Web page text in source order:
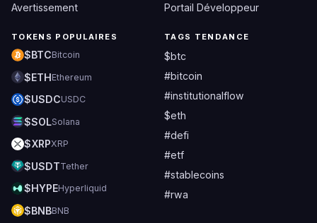
Avertissement
Portail Développeur
TOKENS POPULAIRES
$BTCBitcoin
$ETHEthereum
$USDCUSDC
$SOLSolana
$XRPXRP
$USDTTether
$HYPEHyperliquid
$BNBBNB
TAGS TENDANCE
$btc
#bitcoin
#institutionalflow
$eth
#defi
#etf
#stablecoins
#rwa